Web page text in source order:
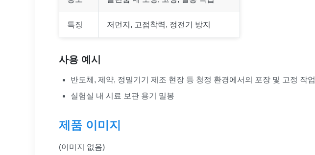
특징 저먼지, 고접착력, 정전기 방지
사용 예시
반도체, 제약, 정밀기기 제조 현장 등 청정 환경에서의 포장 및 고정 작업
실험실 내 시료 보관 용기 밀봉
제품 이미지
(이미지 없음)